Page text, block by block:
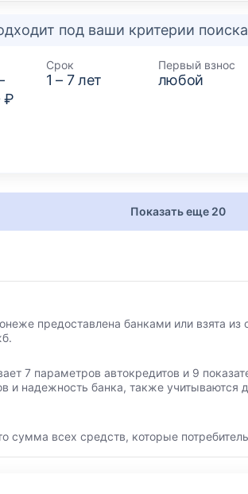
под ваши критерии
₽
Срок
1 – 7лет
Первый взнос
любой
Показать еще 20
предоставлена банками или взята
7 параметров автокредитов и 9
и надежность банка, также учитываются
сумма всех средств, которые